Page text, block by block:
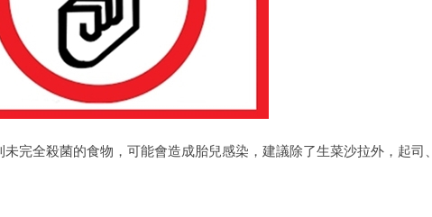
完全殺菌的食物，可能會造成胎兒感染，建議除了生菜沙拉外，起司、